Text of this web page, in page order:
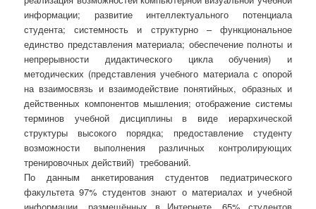
информации; развитие интеллектуального потенциала
студента; системность и структурно – функциональное
единство представления материала; обеспечение полноты и
непрерывности дидактического цикла обучения) и
методических (представления учебного материала с опорой
на взаимосвязь и взаимодействие понятийных, образных и
действенных компонентов мышления; отображение системы
терминов учебной дисциплины в виде иерархической
структуры высокого порядка; предоставление студенту
возможности выполнения различных контролирующих
тренировочных действий) требований.
По данным анкетирования студентов педиатрического
факультета 97% студентов знают о материалах и учебной